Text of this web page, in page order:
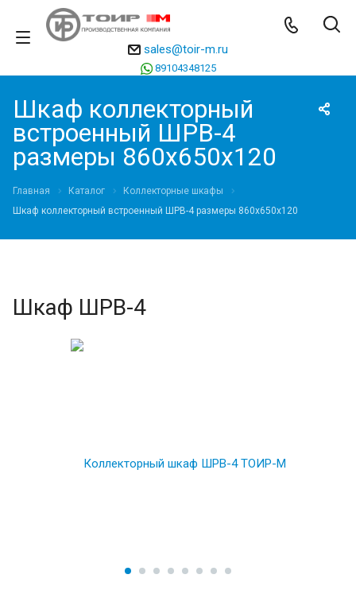
sales@toir-m.ru
89104348125
Шкаф коллекторный
встроенный ШРВ-4
размеры 860х650х120
Главная Каталог
Коллекторные шкафы
Шкаф коллекторный встроенный ШРВ-4 размеры 860х650х120
Шкаф ШРВ-4